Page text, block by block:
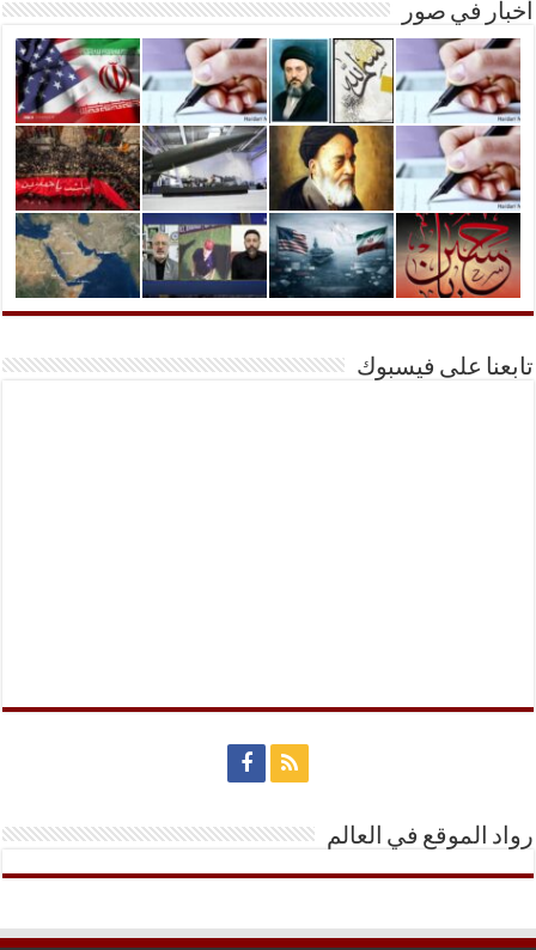
أخبار في صور
تابعنا على فيسبوك
رواد الموقع في العالم